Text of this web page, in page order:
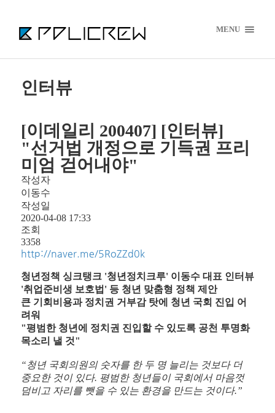
MENU
인터뷰
[이데일리 200407] [인터뷰]
"선거법 개정으로 기득권 프리
미엄 걷어내야"
작성자
이동수
작성일
2020-04-08 17:33
조회
3358
http://naver.me/5RoZZd0k
청년정책 싱크탱크 '청년정치크루' 이동수 대표 인터뷰
'취업준비생 보호법' 등 청년 맞춤형 정책 제안
큰 기회비용과 정치권 거부감 탓에 청년 국회 진입 어
려워
"평범한 청년에 정치권 진입할 수 있도록 공천 투명화
목소리 낼 것"
“청년 국회의원의 숫자를 한 두 명 늘리는 것보다 더
중요한 것이 있다. 평범한 청년들이 국회에서 마음껏
덤비고 자리를 뺏을 수 있는 환경을 만드는 것이다.”